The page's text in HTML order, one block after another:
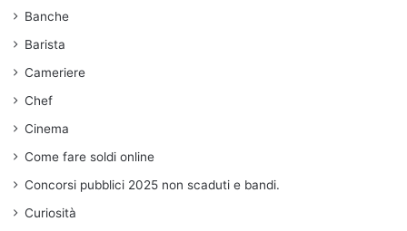
Banche
Barista
Cameriere
Chef
Cinema
Come fare soldi online
Concorsi pubblici 2025 non scaduti e bandi.
Curiosità